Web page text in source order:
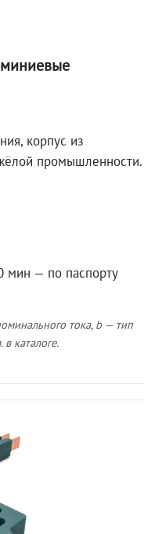
корпус из
промышленности.
мин — по паспорту
тока, b — тип
каталоге.